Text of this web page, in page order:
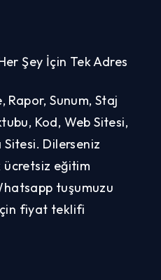
Şey İçin Tek Adres
Rapor, Sunum, Staj
Kod, Web Sitesi,
Sitesi. Dilerseniz
ücretsiz eğitim
tuşumuzu
fiyat teklifi